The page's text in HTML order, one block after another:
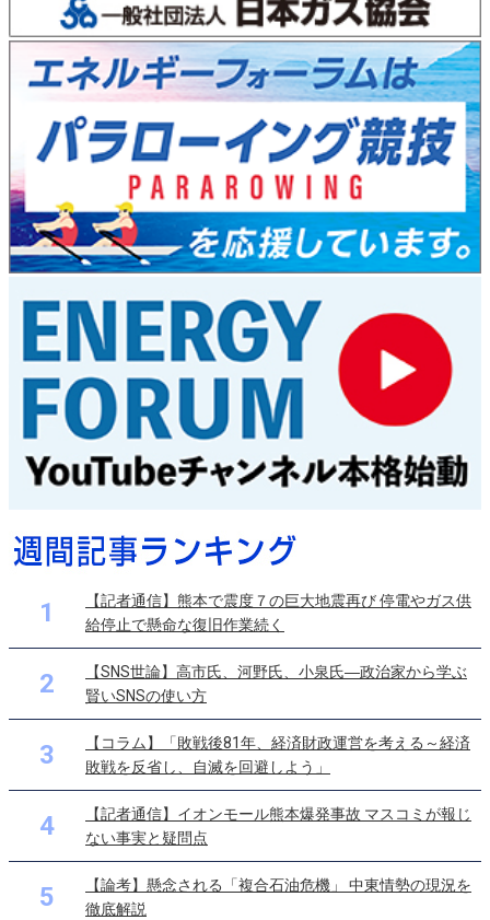
1
【記者通信】熊本で震度７の巨大地震再び 停電やガス供
給停止で懸命な復旧作業続く
2
【SNS世論】高市氏、河野氏、小泉氏―政治家から学ぶ
賢いSNSの使い方
3
【コラム】「敗戦後81年、経済財政運営を考える～経済
敗戦を反省し、自滅を回避しよう」
4
【記者通信】イオンモール熊本爆発事故 マスコミが報じ
ない事実と疑問点
5
【論考】懸念される「複合石油危機」 中東情勢の現況を
徹底解説